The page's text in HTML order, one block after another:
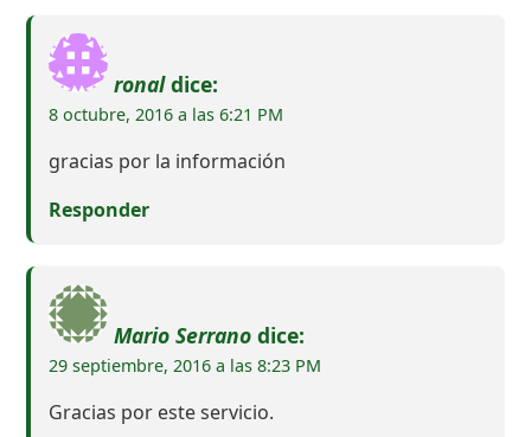
ronal dice:
8 octubre, 2016 a las 6:21 PM
gracias por la información
Responder
Mario Serrano dice:
29 septiembre, 2016 a las 8:23 PM
Gracias por este servicio.